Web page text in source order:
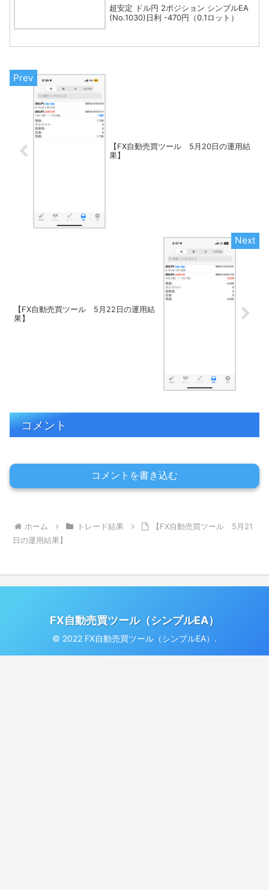
超安定 ドル円 2ポジション シンプルEA
(No.1030)日利 -470円（0.1ロット）
【FX自動売買ツール 5月20日の運用結
果】
【FX自動売買ツール 5月22日の運用結
果】
コメント
コメントを書き込む
ホーム トレード結果
【FX自動売買ツール 5月21
日の運用結果】
FX自動売買ツール（シンプルEA）
© 2022 FX自動売買ツール（シンプルEA）.